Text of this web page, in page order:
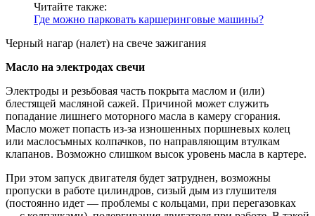
Читайте также:
Где можно парковать каршеринговые машины?
Черный нагар (налет) на свече зажигания
Масло на электродах свечи
Электроды и резьбовая часть покрыта маслом и (или)
блестящей масляной сажей. Причиной может служить
попадание лишнего моторного масла в камеру сгорания.
Масло может попасть из-за изношенных поршневых колец
или маслосъмных колпачков, по направляющим втулкам
клапанов. Возможно слишком высок уровень масла в картере.
При этом запуск двигателя будет затруднен, возможны
пропуски в работе цилиндров, сизый дым из глушителя
(постоянно идет — проблемы с кольцами, при перегазовках